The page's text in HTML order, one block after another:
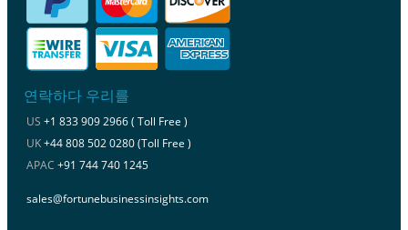
연락하다 우리를
US +1 833 909 2966 ( Toll Free )
UK+44 808 502 0280 (Toll Free )
APAC +91 744 740 1245
sales@fortunebusinessinsights.com